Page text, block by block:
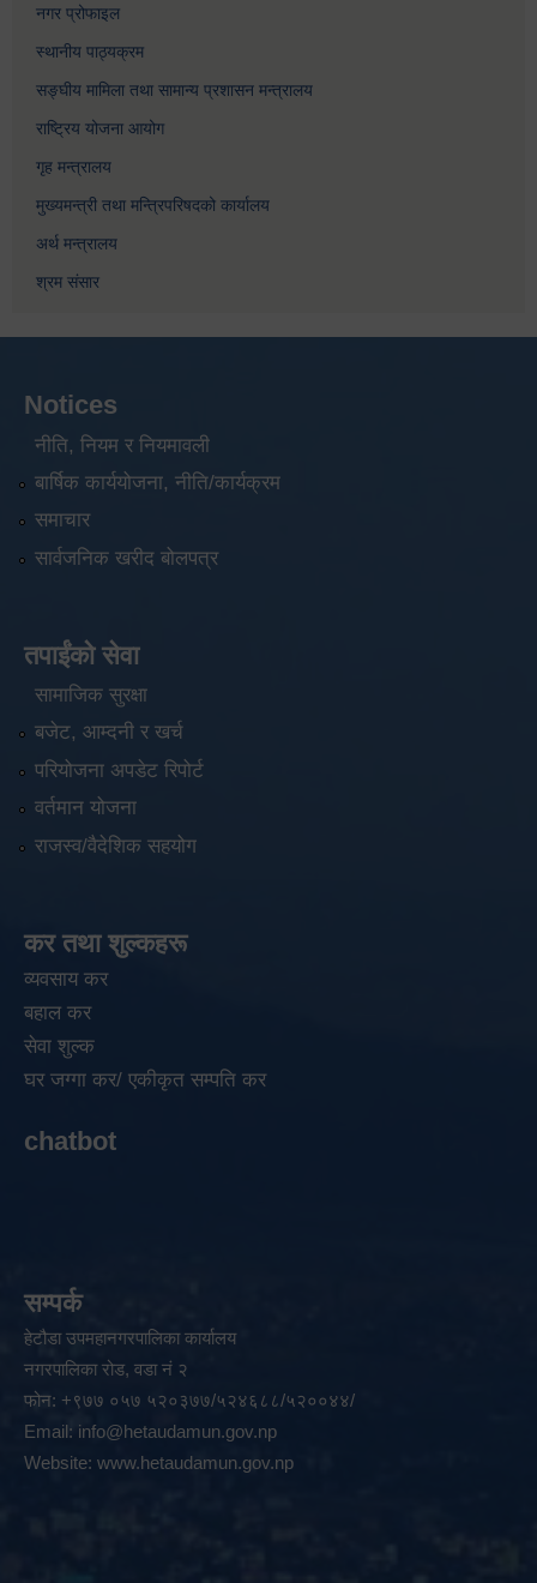
नगर प्रोफाइल
स्थानीय पाठ्यक्रम
सङ्घीय मामिला तथा सामान्य प्रशासन मन्त्रालय
राष्ट्रिय योजना आयोग
गृह मन्त्रालय
मुख्यमन्त्री तथा मन्त्रिपरिषदको कार्यालय
अर्थ मन्त्रालय
श्रम संसार
Notices
नीति, नियम र नियमावली
बार्षिक कार्ययोजना, नीति/कार्यक्रम
समाचार
सार्वजनिक खरीद बोलपत्र
तपाईंको सेवा
सामाजिक सुरक्षा
बजेट, आम्दनी र खर्च
परियोजना अपडेट रिपोर्ट
वर्तमान योजना
राजस्व/वैदेशिक सहयोग
कर तथा शुल्कहरू
व्यवसाय कर
बहाल कर
सेवा शुल्क
घर जग्गा कर/ एकीकृत सम्पति कर
chatbot
सम्पर्क
हेटौडा उपमहानगरपालिका कार्यालय
नगरपालिका रोड, वडा नं २
फोन: +९७७ ०५७ ५२०३७७/५२४६८८/५२००४४/
Email: info@hetaudamun.gov.np
Website: www.hetaudamun.gov.np